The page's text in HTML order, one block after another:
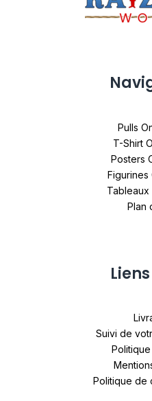
Pulls
T-Shirt
Posters
Figurines
Tableaux
Plan
Suivi de
Politique de